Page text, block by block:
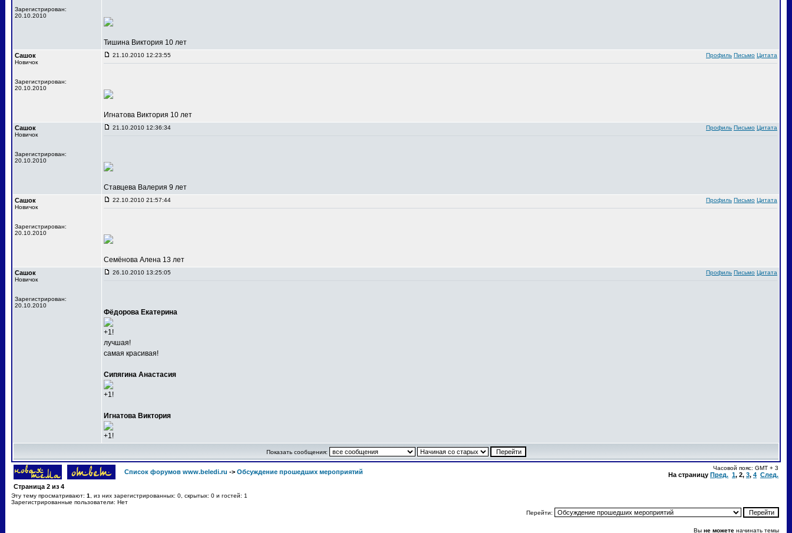
Зарегистрирован:
20.10.2010
Тишина Виктория 10 лет
Сашок
Новичок
Зарегистрирован:
20.10.2010
21.10.2010 12:23:55 Профиль Письмо Цитата
Игнатова Виктория 10 лет
Сашок
Новичок
Зарегистрирован:
20.10.2010
21.10.2010 12:36:34 Профиль Письмо Цитата
Ставцева Валерия 9 лет
Сашок
Новичок
Зарегистрирован:
20.10.2010
22.10.2010 21:57:44 Профиль Письмо Цитата
Семёнова Алена 13 лет
Сашок
Новичок
Зарегистрирован:
20.10.2010
26.10.2010 13:25:05 Профиль Письмо Цитата
Фёдорова Екатерина
+1!
лучшая!
самая красивая!
Сипягина Анастасия
+1!
Игнатова Виктория
+1!
Показать сообщения:
Список форумов www.beledi.ru -> Обсуждение прошедших мероприятий
Часовой пояс: GMT + 3
На страницу Пред. 1, 2, 3, 4 След.
Страница 2 из 4
Эту тему просматривают: 1
, из них зарегистрированных: 0, скрытых: 0 и гостей: 1
Зарегистрированные пользователи: Нет
Перейти:
Вы не можете начинать темы